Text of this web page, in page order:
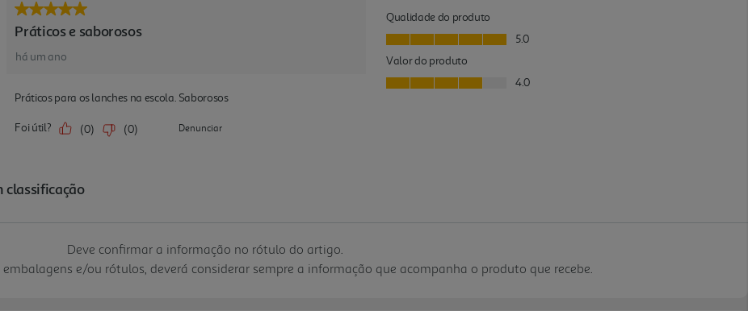
Deve confirmar a informação no rótulo do artigo.
e/ou rótulos, deverá considerar sempre a informação que acompanha o produto que recebe.